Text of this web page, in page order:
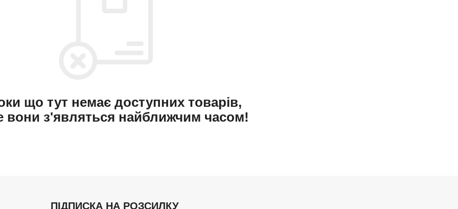
що тут немає доступних товарів,
вони з'являться найближчим часом!